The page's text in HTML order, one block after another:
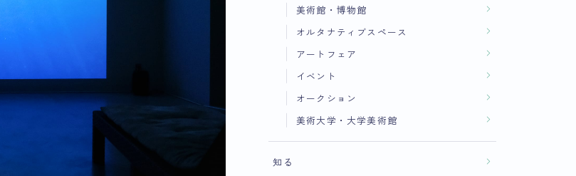
美術館・博物館
オルタナティブスペース
アートフェア
イベント
オークション
美術大学・大学美術館
知る